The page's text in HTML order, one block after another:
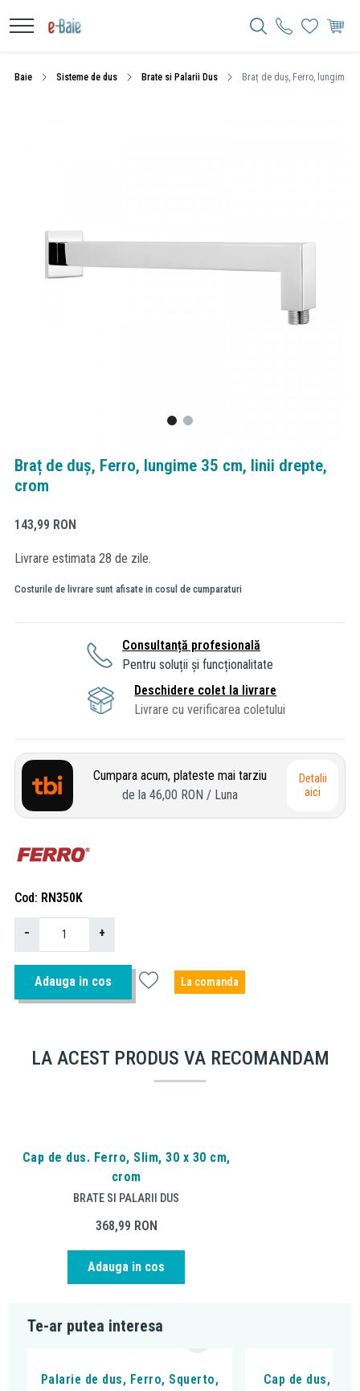
Baie Sisteme de dus Brate si Palarii Dus Braț de duș, Ferro, lungime
Braț de duș, Ferro, lungime 35 cm, linii drepte,
crom
143,99 RON
Livrare estimata 28 de zile.
Costurile de livrare sunt afisate in cosul de cumparaturi
Consultanță profesională
Pentru soluții și funcționalitate
Deschidere colet la livrare
Livrare cu verificarea coletului
Cumpara acum, plateste mai tarziu
de la 46,00 RON / Luna
Detalii
aici
Cod RN350K
− +
Adauga in cos La comanda
LA ACEST PRODUS VA RECOMANDAM
Cap de dus. Ferro, Slim, 30 x 30 cm,
crom
BRATE SI PALARII DUS
368,99 RON
Adauga in cos
Te-ar putea interesa
Palarie de dus, Ferro, Squerto,
Cap de dus,